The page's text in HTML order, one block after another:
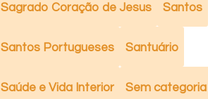
Sagrado Coração de Jesus Santos
Santos Portugueses Santuário
Saúde e Vida Interior Sem categoria